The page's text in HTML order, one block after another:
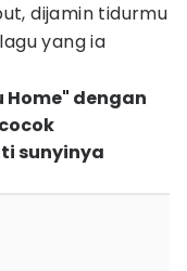
dijamin tidurmu
yang ia
Home" dengan
sunyinya